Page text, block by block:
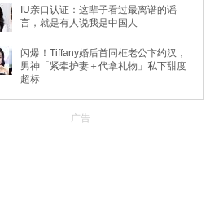
IU亲口认证：这辈子看过最离谱的谣
言，就是有人说我是中国人
闪爆！Tiffany婚后首同框老公卞约汉，
男神「紧牵护妻＋代拿礼物」私下甜度
超标
广告